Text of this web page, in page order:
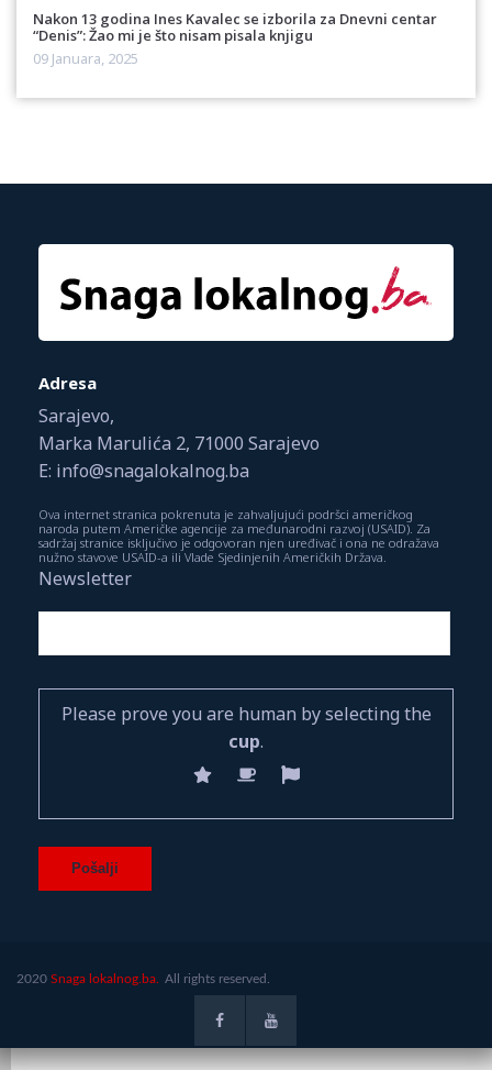
Nakon 13 godina Ines Kavalec se izborila za Dnevni centar
“Denis”: Žao mi je što nisam pisala knjigu
09 Januara, 2025
Adresa
Sarajevo,
Marka Marulića 2, 71000 Sarajevo
E: info@snagalokalnog.ba
Ova internet stranica pokrenuta je zahvaljujući podršci američkog
naroda putem Američke agencije za međunarodni razvoj (USAID). Za
sadržaj stranice isključivo je odgovoran njen uređivač i ona ne odražava
nužno stavove USAID-a ili Vlade Sjedinjenih Američkih Država.
Newsletter
Please prove you are human by selecting the
cup.
2020 Snaga lokalnog.ba. All rights reserved.